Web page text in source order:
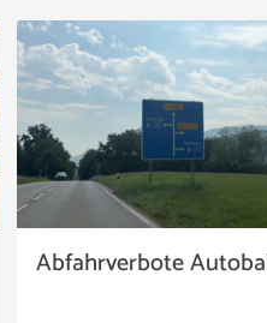
Abfahrverbote